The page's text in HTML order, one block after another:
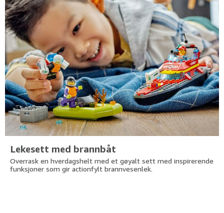
Lekesett med brannbåt
Overrask en hverdagshelt med et gøyalt sett med inspirerende
funksjoner som gir actionfylt brannvesenlek.